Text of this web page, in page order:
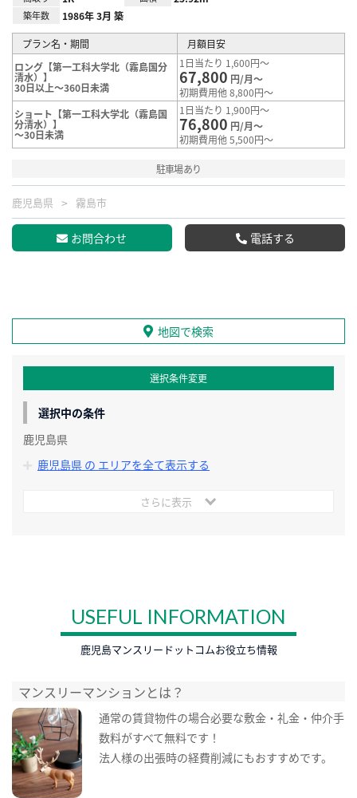
築年数 1986年 3月 築
プラン名・期間
月額目安
ロング【第一工科大学北（霧島国分
清水）】
30日以上～360日未満
1日当たり 1,600円～
67,800 円/月～
初期費用他 8,800円～
ショート【第一工科大学北（霧島国
分清水）】
～30日未満
1日当たり 1,900円～
76,800 円/月～
初期費用他 5,500円～
駐車場あり
鹿児島県 霧島市
お問合わせ 電話する
地図で検索
選択条件変更
選択中の条件
鹿児島県
鹿児島県 の エリアを全て表示する
さらに表示
USEFUL INFORMATION
鹿児島マンスリードットコムお役立ち情報
マンスリーマンションとは？
通常の賃貸物件の場合必要な敷金・礼金・仲介手
数料がすべて無料です！
法人様の出張時の経費削減にもおすすめです。